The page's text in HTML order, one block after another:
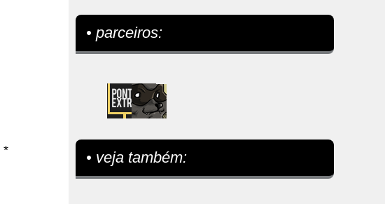
*
• parceiros:
• veja também: